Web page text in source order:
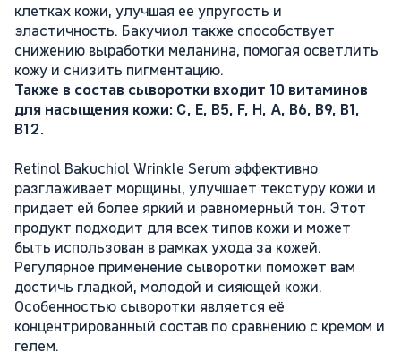
клетках кожи, улучшая ее упругость и
эластичность. Бакучиол также способствует
снижению выработки меланина, помогая осветлить
кожу и снизить пигментацию.
Также в состав сыворотки входит 10 витаминов
для насыщения кожи: C, E, B5, F, H, A, B6, B9, B1,
B12.
Retinol Bakuchiol Wrinkle Serum эффективно
разглаживает морщины, улучшает текстуру кожи и
придает ей более яркий и равномерный тон. Этот
продукт подходит для всех типов кожи и может
быть использован в рамках ухода за кожей.
Регулярное применение сыворотки поможет вам
достичь гладкой, молодой и сияющей кожи.
Особенностью сыворотки является её
концентрированный состав по сравнению с кремом и
гелем.